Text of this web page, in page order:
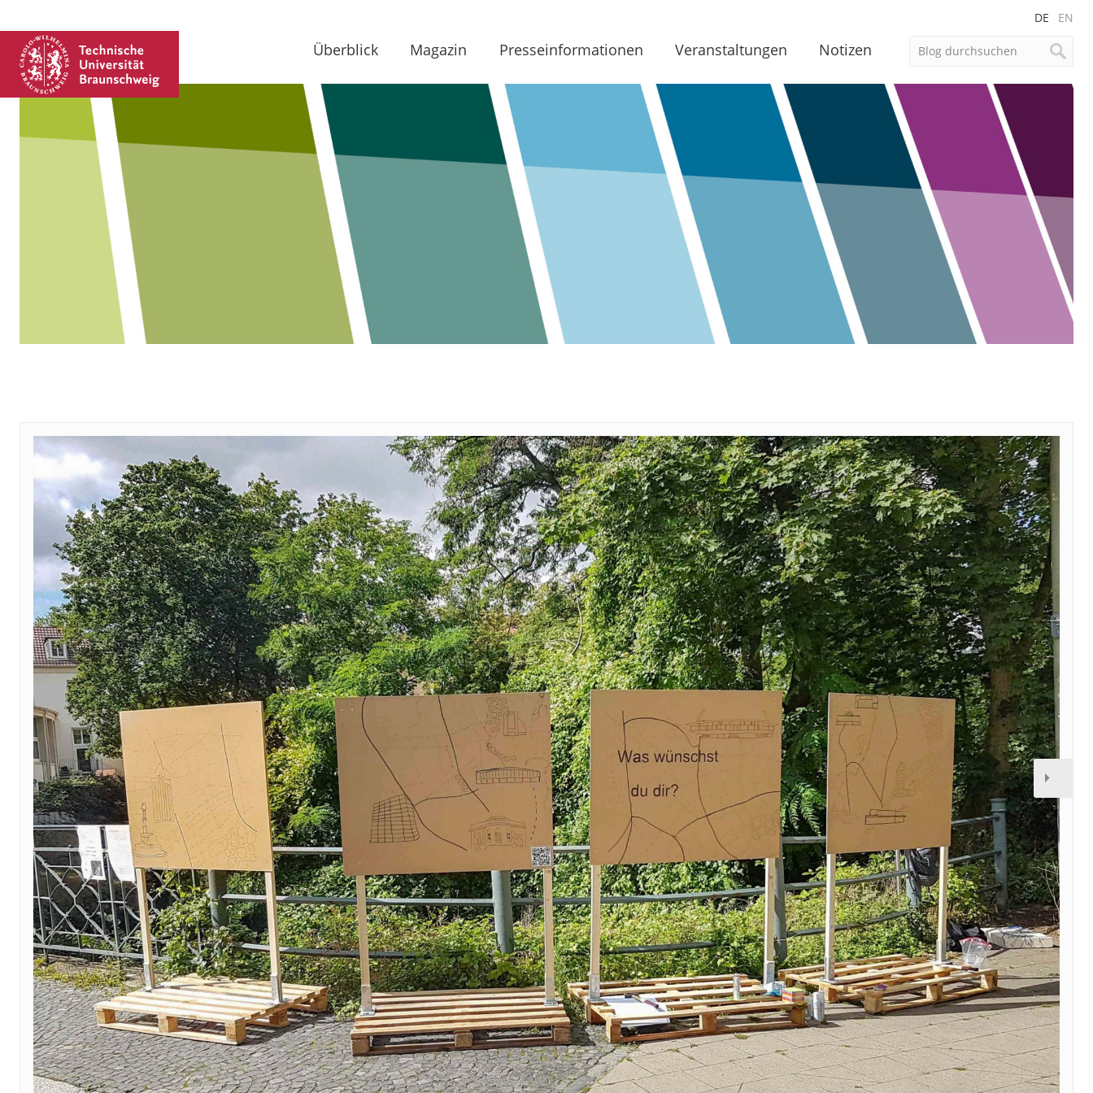
DE EN
Überblick Magazin Presseinformationen Veranstaltungen Notizen